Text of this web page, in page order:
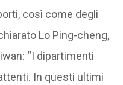
così come degli
Lo Ping-cheng,
“I dipartimenti
In questi ultimi